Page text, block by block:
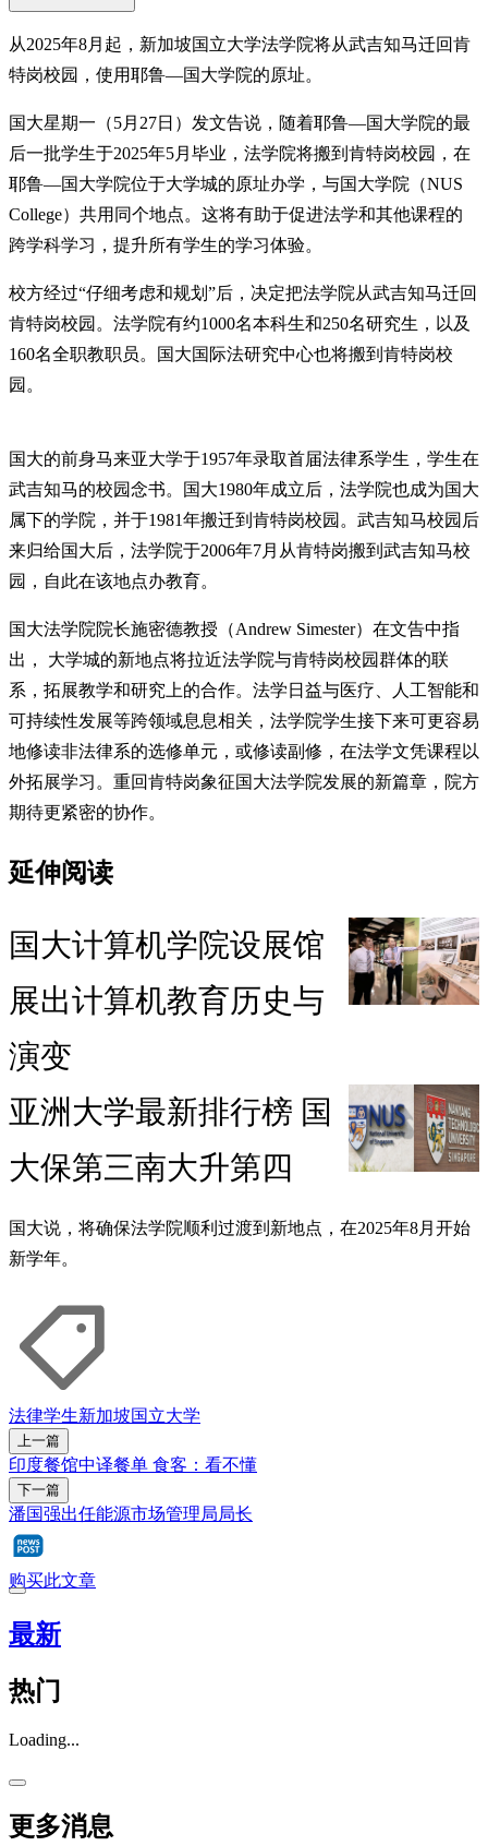
从2025年8月起，新加坡国立大学法学院将从武吉知马迁回肯
特岗校园，使用耶鲁—国大学院的原址。
国大星期一（5月27日）发文告说，随着耶鲁—国大学院的最
后一批学生于2025年5月毕业，法学院将搬到肯特岗校园，在
耶鲁—国大学院位于大学城的原址办学，与国大学院（NUS
College）共用同个地点。这将有助于促进法学和其他课程的
跨学科学习，提升所有学生的学习体验。
校方经过“仔细考虑和规划”后，决定把法学院从武吉知马迁回
肯特岗校园。法学院有约1000名本科生和250名研究生，以及
160名全职教职员。国大国际法研究中心也将搬到肯特岗校
园。
国大的前身马来亚大学于1957年录取首届法律系学生，学生在
武吉知马的校园念书。国大1980年成立后，法学院也成为国大
属下的学院，并于1981年搬迁到肯特岗校园。武吉知马校园后
来归给国大后，法学院于2006年7月从肯特岗搬到武吉知马校
园，自此在该地点办教育。
国大法学院院长施密德教授（Andrew Simester）在文告中指
出， 大学城的新地点将拉近法学院与肯特岗校园群体的联
系，拓展教学和研究上的合作。法学日益与医疗、人工智能和
可持续性发展等跨领域息息相关，法学院学生接下来可更容易
地修读非法律系的选修单元，或修读副修，在法学文凭课程以
外拓展学习。重回肯特岗象征国大法学院发展的新篇章，院方
期待更紧密的协作。
延伸阅读
国大计算机学院设展馆
展出计算机教育历史与
演变
亚洲大学最新排行榜 国
大保第三南大升第四
国大说，将确保法学院顺利过渡到新地点，在2025年8月开始
新学年。
法律学生新加坡国立大学
上一篇
印度餐馆中译餐单 食客：看不懂
下一篇
潘国强出任能源市场管理局局长
购买此文章
最新
热门
Loading...
更多消息